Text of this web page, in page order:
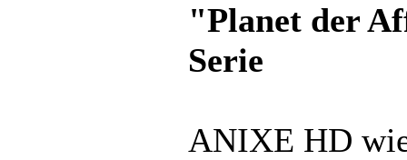
"Planet der
Serie
ANIXE HD